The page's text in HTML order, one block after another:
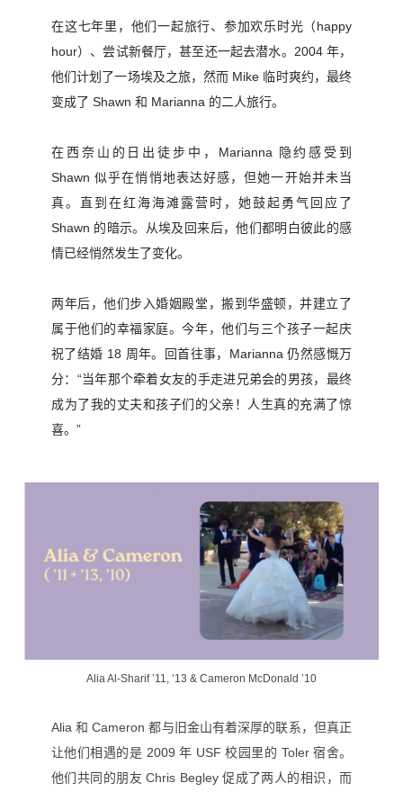
在这七年里，他们一起旅行、参加欢乐时光（happy
hour）、尝试新餐厅，甚至还一起去潜水。2004 年，
他们计划了一场埃及之旅，然而 Mike 临时爽约，最终
变成了 Shawn 和 Marianna 的二人旅行。
在西奈山的日出徒步中，Marianna 隐约感受到
Shawn 似乎在悄悄地表达好感，但她一开始并未当
真。直到在红海海滩露营时，她鼓起勇气回应了
Shawn 的暗示。从埃及回来后，他们都明白彼此的感
情已经悄然发生了变化。
两年后，他们步入婚姻殿堂，搬到华盛顿，并建立了
属于他们的幸福家庭。今年，他们与三个孩子一起庆
祝了结婚 18 周年。回首往事，Marianna 仍然感慨万
分：“当年那个牵着女友的手走进兄弟会的男孩，最终
成为了我的丈夫和孩子们的父亲！人生真的充满了惊
喜。”
Alia Al-Sharif ’11, ’13 & Cameron McDonald ’10
Alia 和 Cameron 都与旧金山有着深厚的联系，但真正
让他们相遇的是 2009 年 USF 校园里的 Toler 宿舍。
他们共同的朋友 Chris Begley 促成了两人的相识，而